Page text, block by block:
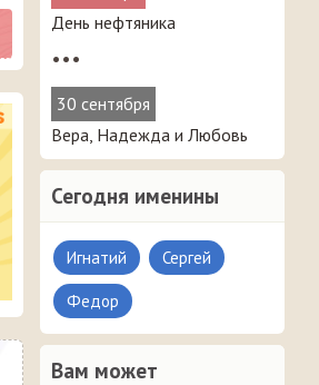
День нефтяника
•••
30 сентября
Вера, Надежда и Любовь
Сегодня именины
Игнатий Сергей
Федор
Вам может